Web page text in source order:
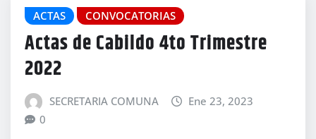
ACTAS CONVOCATORIAS
Actas de Cabildo 4to Trimestre
2022
SECRETARIA COMUNA
Ene 23, 2023
0